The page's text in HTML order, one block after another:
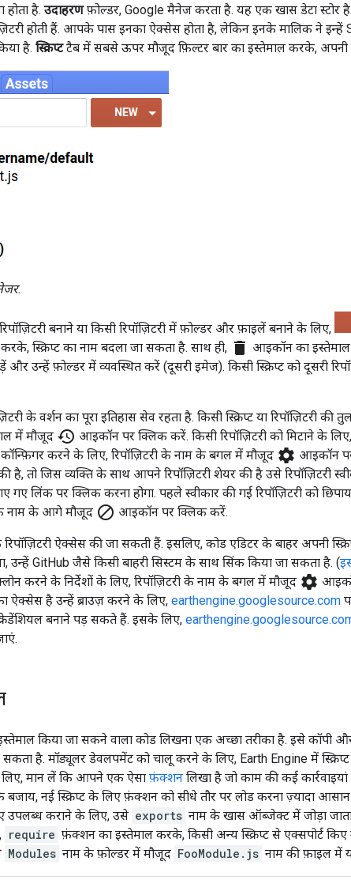
है. उदाहरणफ़ोल्डर, Google मैनेज करता है. यह एक खास डेटा स्टोर
होती हैं. आपके पास इनका ऐक्सेस होता है, लेकिन इनके मालिक ने
है. स्क्रिप्टटैब में सबसे ऊपर मौजूद फ़िल्टर बार का इस्तेमाल करके, अपनी
बनाने या किसी रिपॉज़िटरी में फ़ोल्डर और फ़ाइलें बनाने के लिए,
स्क्रिप्ट का नाम बदला जा सकता है. साथ ही, delete आइकॉन का इस्तेमाल
और उन्हें फ़ोल्डर में व्यवस्थित करें (दूसरी इमेज). किसी स्क्रिप्ट को दूसरी
के वर्शन का पूरा इतिहास सेव रहता है. किसी स्क्रिप्ट या रिपॉज़िटरी
में मौजूद history आइकॉन पर क्लिक करें. किसी रिपॉज़िटरी को मिटाने के लिए,
कॉन्फ़िगर करने के लिए, रिपॉज़िटरी के नाम के बगल में मौजूद settings आइकॉन
है, तो जिस व्यक्ति के साथ आपने रिपॉज़िटरी शेयर की है उसे रिपॉज़िटरी
गए लिंक पर क्लिक करना होगा. पहले स्वीकार की गई रिपॉज़िटरी को
के नाम के आगे मौजूद block आइकॉन पर क्लिक करें.
ऐक्सेस की जा सकती हैं. इसलिए, कोड एडिटर के बाहर अपनी
उन्हें GitHub जैसे किसी बाहरी सिस्टम के साथ सिंक किया जा सकता है. (
करने के निर्देशों के लिए, रिपॉज़िटरी के नाम के बगल में मौजूद settings
ऐक्सेस है उन्हें ब्राउज़ करने के लिए, earthengine.googlesource.com
बनाने पड़ सकते हैं. इसके लिए,
किया जा सकने वाला कोड लिखना एक अच्छा तरीका है. इसे कॉपी और
है. मॉड्यूलर डेवलपमेंट को चालू करने के लिए, Earth Engine में
लिए, मान लें कि आपने एक ऐसा फ़ंक्शन लिखा है जो काम की कई
बजाय, नई स्क्रिप्ट के लिए फ़ंक्शन को सीधे तौर पर लोड करना ज़्यादा
उपलब्ध कराने के लिए, उसे exports नाम के खास ऑब्जेक्ट में जोड़ा जाता
require फ़ंक्शन का इस्तेमाल करके, किसी अन्य स्क्रिप्ट से एक्सपोर्ट
Modules नाम के फ़ोल्डर में मौजूद FooModule.js नाम की फ़ाइल में